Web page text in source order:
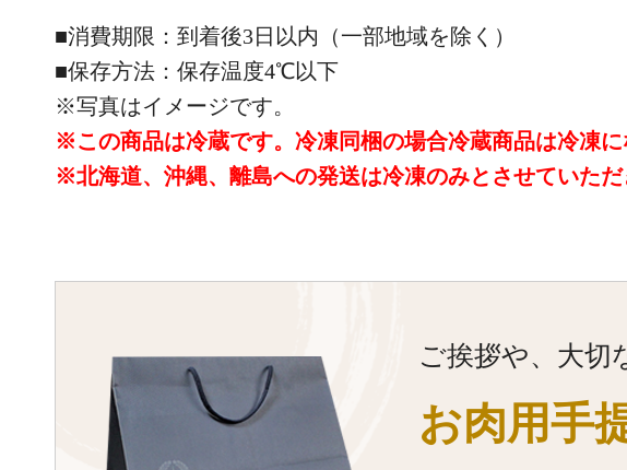
■消費期限：到着後3日以内（一部地域を除く）
■保存方法：保存温度4℃以下
※写真はイメージです。
※この商品は冷蔵です。冷凍同梱の場合冷蔵商品は冷凍に
※北海道、沖縄、離島への発送は冷凍のみとさせていただ
ご挨拶や、大切
お肉用手